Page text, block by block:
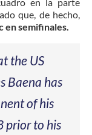
que, de hecho,
semifinales.
the US
Baena has
of his
prior to his